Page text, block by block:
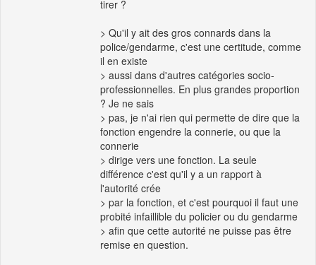
tirer ?
> Qu'il y ait des gros connards dans la
police/gendarme, c'est une certitude, comme
il en existe
> aussi dans d'autres catégories socio-
professionnelles. En plus grandes proportion
? Je ne sais
> pas, je n'ai rien qui permette de dire que la
fonction engendre la connerie, ou que la
connerie
> dirige vers une fonction. La seule
différence c'est qu'il y a un rapport à
l'autorité crée
> par la fonction, et c'est pourquoi il faut une
probité infaillible du policier ou du gendarme
> afin que cette autorité ne puisse pas être
remise en question.